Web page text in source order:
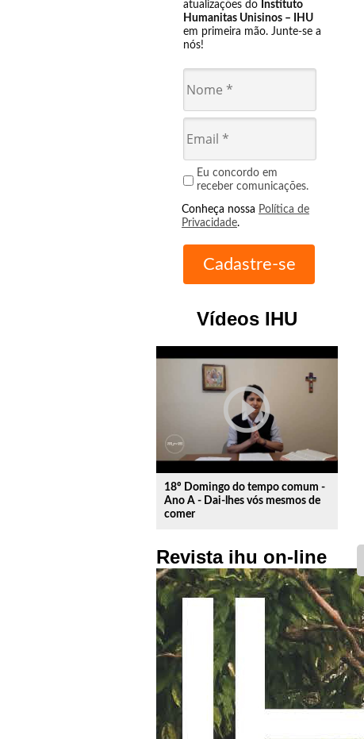
atualizações do Instituto
Humanitas Unisinos – IHU
em primeira mão. Junte-se a
nós!
Eu concordo em
receber comunicações.
Conheça nossa Política de
Privacidade.
Vídeos IHU
play_circle_outline
18º Domingo do tempo comum -
Ano A - Dai-lhes vós mesmos de
comer
Revista ihu on-line